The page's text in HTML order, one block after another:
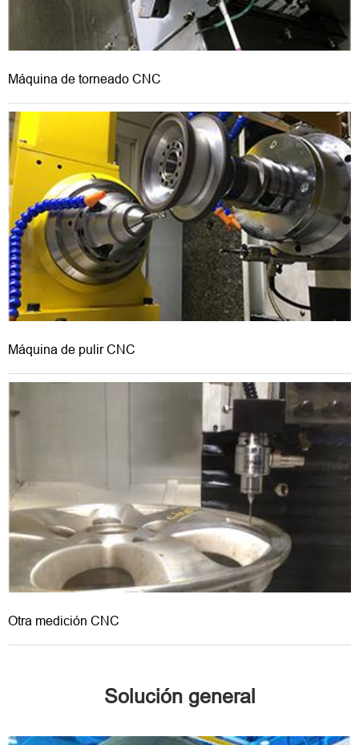
Máquina de torneado CNC
Máquina de pulir CNC
Otra medición CNC
Solución general